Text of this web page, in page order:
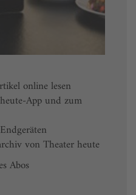
online lesen
App und zum
von Theater heute
Abos